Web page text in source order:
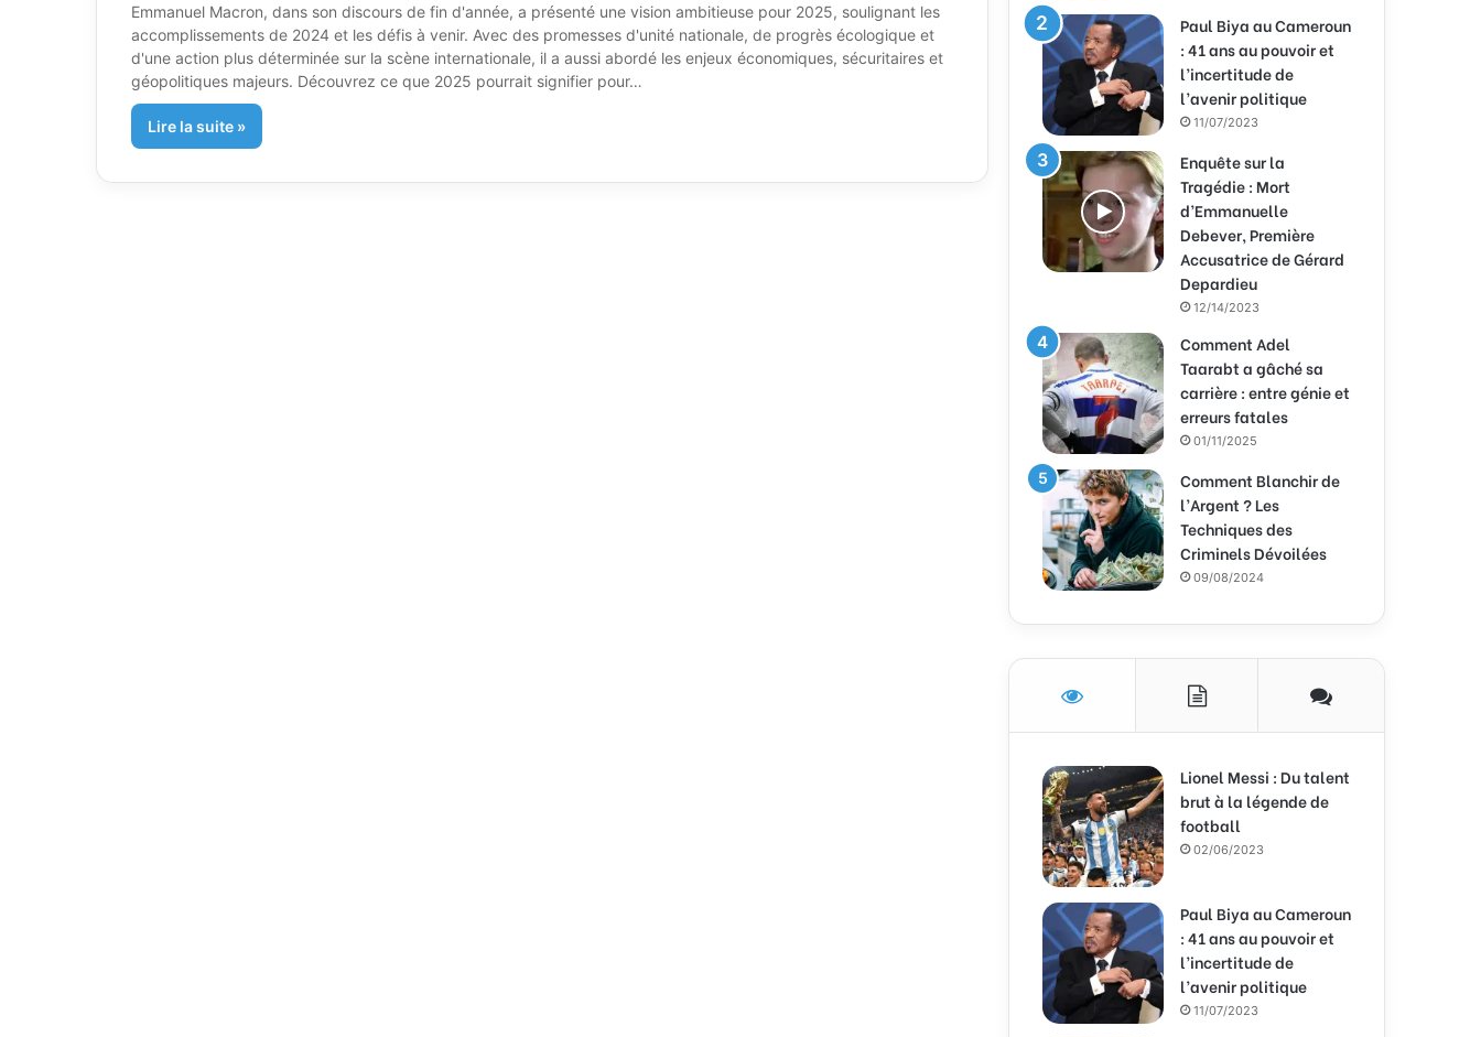
Emmanuel Macron, dans son discours de fin d'année, a présenté une vision ambitieuse pour 2025, soulignant les
accomplissements de 2024 et les défis à venir. Avec des promesses d'unité nationale, de progrès écologique et
d'une action plus déterminée sur la scène internationale, il a aussi abordé les enjeux économiques, sécuritaires et
géopolitiques majeurs. Découvrez ce que 2025 pourrait signifier pour…
Lire la suite »
Paul Biya au Cameroun
: 41 ans au pouvoir et
l’incertitude de
l’avenir politique
11/07/2023
Enquête sur la
Tragédie : Mort
d’Emmanuelle
Debever, Première
Accusatrice de Gérard
Depardieu
12/14/2023
Comment Adel
Taarabt a gâché sa
carrière : entre génie et
erreurs fatales
01/11/2025
Comment Blanchir de
l’Argent ? Les
Techniques des
Criminels Dévoilées
09/08/2024
Lionel Messi : Du talent
brut à la légende de
football
02/06/2023
Paul Biya au Cameroun
: 41 ans au pouvoir et
l’incertitude de
l’avenir politique
11/07/2023